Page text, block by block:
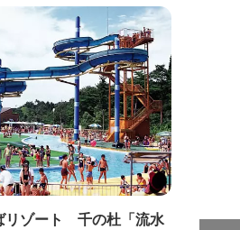
リゾート 千の杜「流水